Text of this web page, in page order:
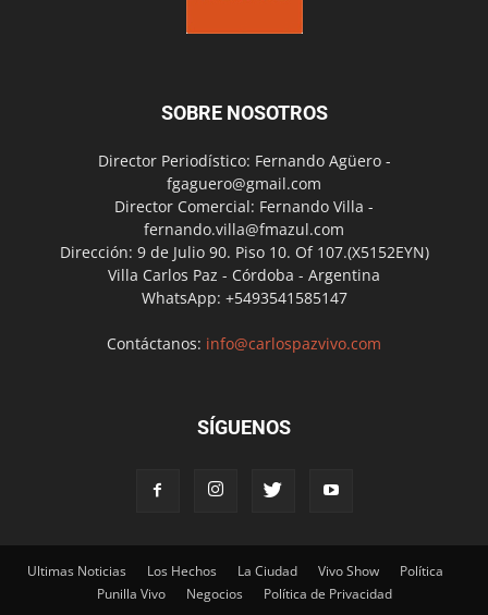
SOBRE NOSOTROS
Director Periodístico: Fernando Agüero -
fgaguero@gmail.com
Director Comercial: Fernando Villa -
fernando.villa@fmazul.com
Dirección: 9 de Julio 90. Piso 10. Of 107.(X5152EYN)
Villa Carlos Paz - Córdoba - Argentina
WhatsApp: +5493541585147
Contáctanos: info@carlospazvivo.com
SÍGUENOS
Ultimas Noticias Los Hechos La Ciudad Vivo Show
Política
Punilla Vivo
Negocios Política de Privacidad